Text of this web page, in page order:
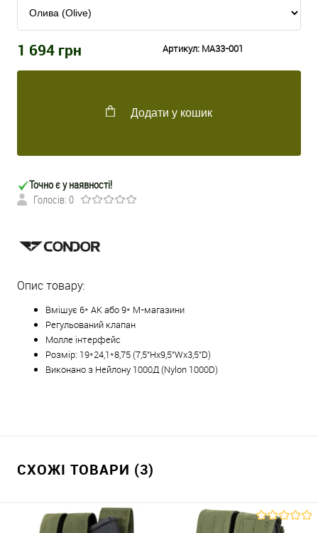
1 694 грн Артикул: MA33-001
Додати у кошик
Точно є у наявності!
Голосів: 0
Опис товару:
Вміщує 6* АК або 9* M-магазини
Регульований клапан
Молле інтерфейс
Розмір: 19*24,1*8,75 (7,5"Hx9,5"Wx3,5"D)
Виконано з Нейлону 1000Д (Nylon 1000D)
СХОЖІ ТОВАРИ (3)